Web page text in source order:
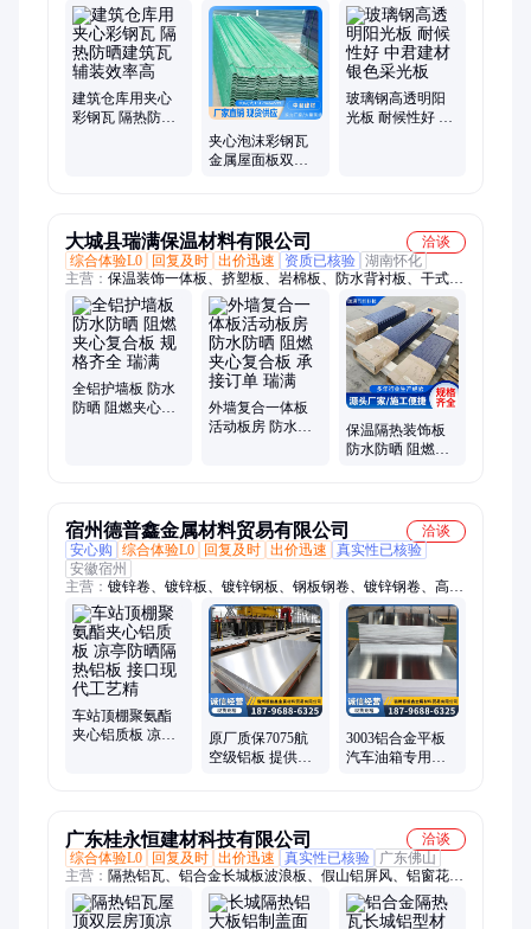
瓦、水性彩钢翻新漆、水性漆、耐力板
建筑仓库用夹心
彩钢瓦 隔热防晒
夹心泡沫彩钢瓦
金属屋面板双层
玻璃钢高透明阳
光板 耐候性好 中
大城县瑞满保温材料有限公司
洽谈
综合体验L0
回复及时 出价迅速 资质已核验 湖南怀化
主营： 保温装饰一体板、挤塑板、岩棉板、防水背衬板、干式地
暖板、隔音棉、聚氨酯、回填干式地暖模块、聚氨酯保温板、下
水道隔音棉、岩棉保温板、免回填地暖模块、真石漆保温装饰一
体板
全铝护墙板 防水
防晒 阻燃夹心复
外墙复合一体板
活动板房 防水防
保温隔热装饰板
防水防晒 阻燃夹
宿州德普鑫金属材料贸易有限公司
洽谈
安心购
综合体验L0 回复及时 出价迅速
真实性已核验
安徽宿州
主营： 镀锌卷、镀锌板、镀锌钢板、钢板钢卷、镀锌钢卷、高耐
候彩涂卷、汽车钢结构件、冲压零部件钢板、铝棒、热轧钢板花
纹板、冷热轧酸洗卷、热轧卷板、航空铝板、花纹铝合金板、无
花镀锌板、3004铝卷、SPCD冷轧板、花纹铝板、5052铝板、超
薄铝卷、高强镀锌卷、铝板、合金铝板、保温铝卷、铝卷材
车站顶棚聚氨酯
夹心铝质板 凉亭
原厂质保7075航
空级铝板 提供原
3003铝合金平板
汽车油箱专用铝
广东桂永恒建材科技有限公司
洽谈
综合体验L0
回复及时 出价迅速 真实性已核验
广东佛山
主营： 隔热铝瓦、铝合金长城板波浪板、假山铝屏风、铝窗花屏
风、冲孔铝单板、雕花铝单板、异形铝单板、彩绘铝单板、波浪
铝单板、镂空铝单板、石纹铝单板、木纹铝单板、木纹铝方通、